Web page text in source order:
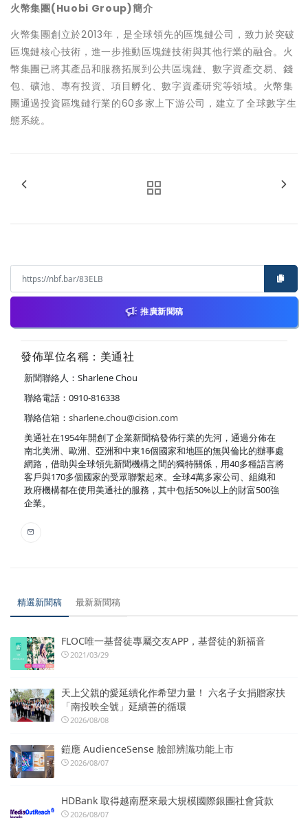
火幣集團(Huobi Group)簡介
火幣集團創立於2013年，是全球領先的區塊鏈公司，致力於突破
區塊鏈核心技術，進一步推動區塊鏈技術與其他行業的融合。火
幣集團已將其產品和服務拓展到公共區塊鏈、數字資產交易、錢
包、礦池、專有投資、項目孵化、數字資產研究等領域。火幣集
團通過投資區塊鏈行業的60多家上下游公司，建立了全球數字生
態系統。
推廣新聞稿
發佈單位名稱：美通社
新聞聯絡人：Sharlene Chou
聯絡電話：0910-816338
聯絡信箱： sharlene.chou@cision.com
美通社在1954年開創了企業新聞稿發佈行業的先河，通過分佈在
南北美洲、歐洲、亞洲和中東16個國家和地區的無與倫比的辦事處
網路，借助與全球領先新聞機構之間的獨特關係，用40多種語言將
客戶與170多個國家的受眾聯繫起來。全球4萬多家公司、組織和
政府機構都在使用美通社的服務，其中包括50%以上的財富500強
企業。
精選新聞稿 最新新聞稿
FLOC唯一基督徒專屬交友APP，基督徒的新福音
2021/03/29
天上父親的愛延續化作希望力量！ 六名子女捐贈家扶
「南投映全號」延續善的循環
2026/08/08
鎧應 AudienceSense 臉部辨識功能上市
2026/08/07
HDBank 取得越南歷來最大規模國際銀團社會貸款
2026/08/07